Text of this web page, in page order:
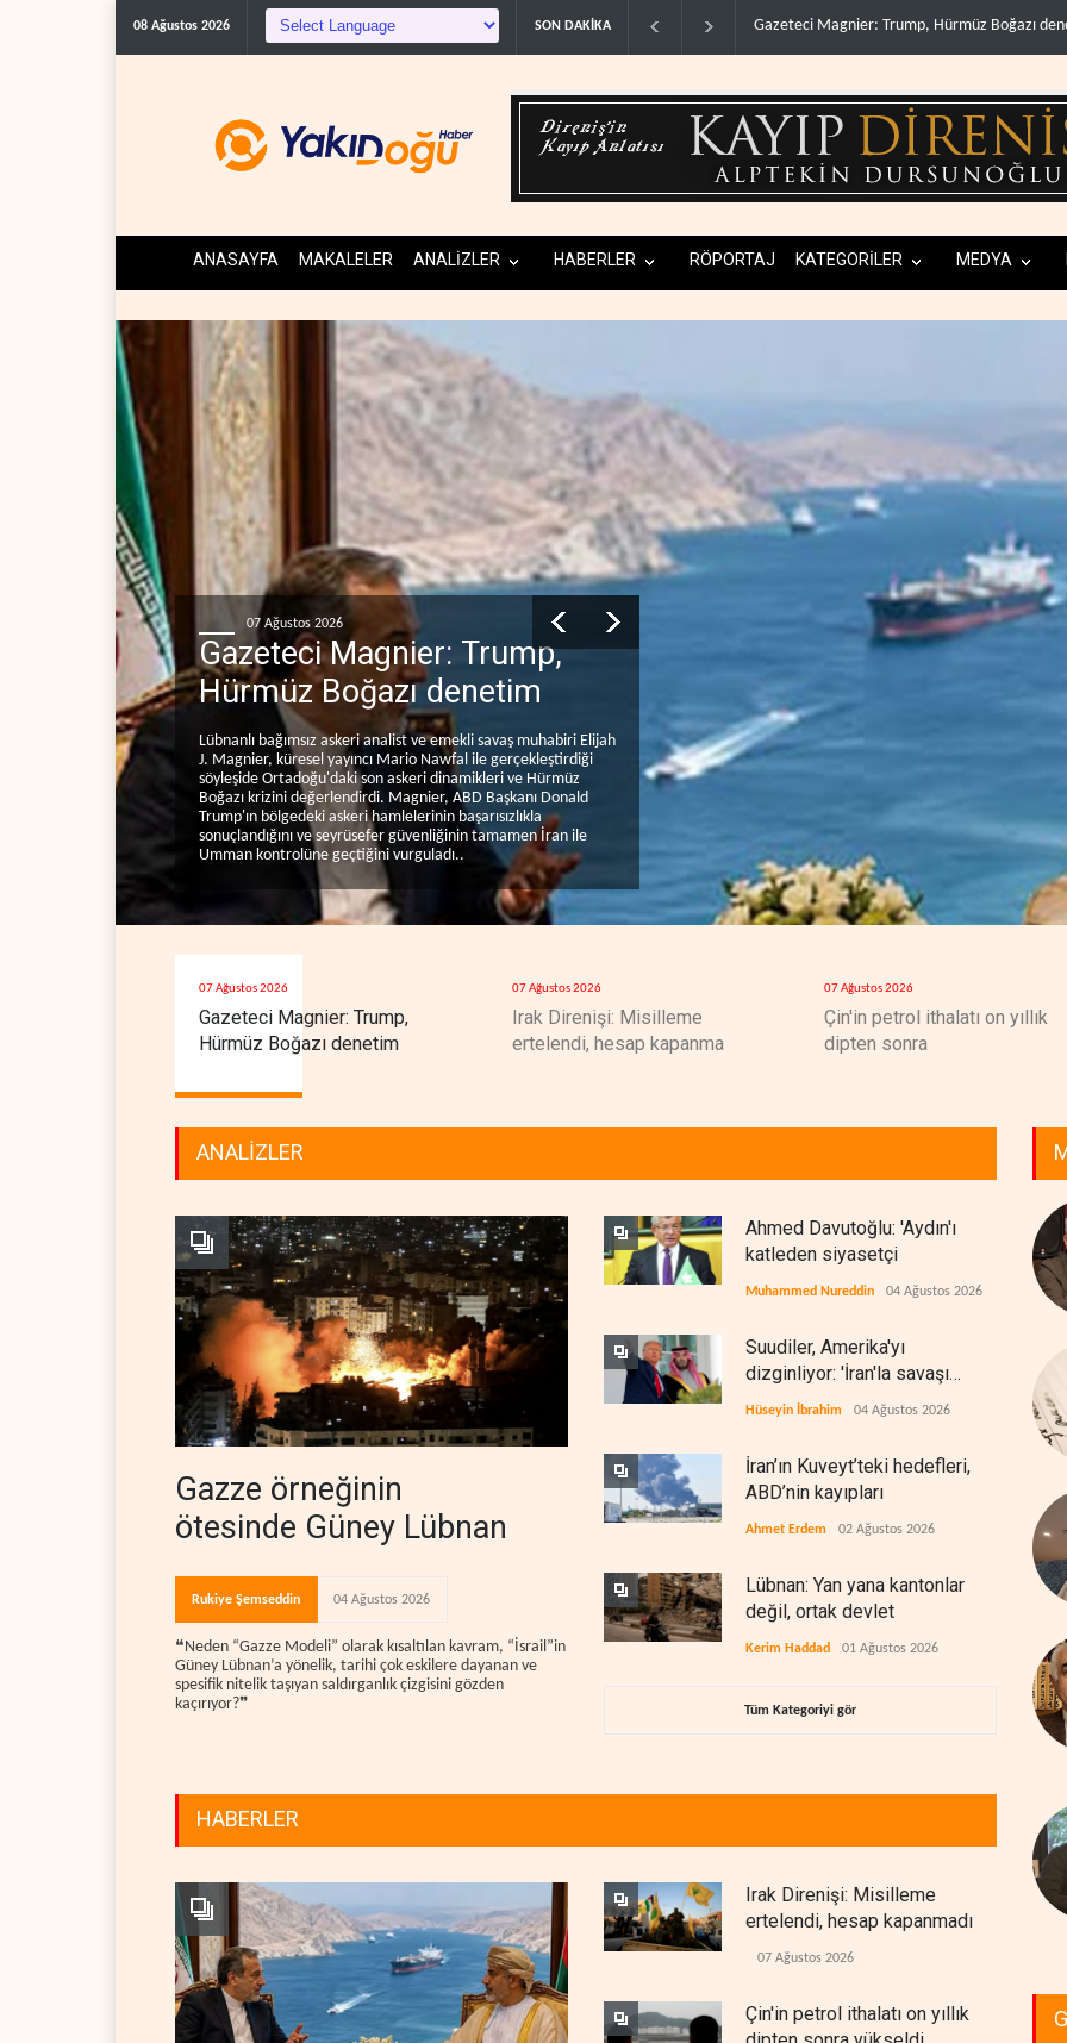
08 Ağustos 2026 SON DAKİKA Irak Direnişi: Misilleme ertelendi, hesap
ANASAYFA MAKALELER ANALİZLER HABERLER RÖPORTAJ KATEGORİLER MEDYA
07 Ağustos 2026
Gazeteci Magnier: Trump,
Hürmüz Boğazı denetim
Lübnanlı bağımsız askeri analist ve emekli savaş muhabiri Elijah
J. Magnier, küresel yayıncı Mario Nawfal ile gerçekleştirdiği
söyleşide Ortadoğu'daki son askeri dinamikleri ve Hürmüz
Boğazı krizini değerlendirdi. Magnier, ABD Başkanı Donald
Trump'ın bölgedeki askeri hamlelerinin başarısızlıkla
sonuçlandığını ve seyrüsefer güvenliğinin tamamen İran ile
Umman kontrolüne geçtiğini vurguladı..
07 Ağustos 2026
Gazeteci Magnier: Trump,
Hürmüz Boğazı denetim
07 Ağustos 2026
Irak Direnişi: Misilleme
ertelendi, hesap kapanma
07 Ağustos 2026
Çin'in petrol ithalatı on yıllık
dipten sonra
ANALİZLER
Gazze örneğinin
ötesinde Güney Lübnan
Rukiye Şemseddin 04 Ağustos 2026
❝Neden “Gazze Modeli” olarak kısaltılan kavram, “İsrail”in
Güney Lübnan’a yönelik, tarihi çok eskilere dayanan ve
spesifik nitelik taşıyan saldırganlık çizgisini gözden
kaçırıyor?❞
Ahmed Davutoğlu: 'Aydın'ı
katleden siyasetçi
Muhammed Nureddin 04 Ağustos 2026
Suudiler, Amerika'yı
dizginliyor: 'İran'la savaşı
kaldıracak gücümüz yok'
Hüseyin İbrahim 04 Ağustos 2026
İran’ın Kuveyt’teki hedefleri,
ABD’nin kayıpları
Ahmet Erdem 02 Ağustos 2026
Lübnan: Yan yana kantonlar
değil, ortak devlet
Kerim Haddad 01 Ağustos 2026
Tüm Kategoriyi gör
HABERLER
Irak Direnişi: Misilleme
ertelendi, hesap kapanmadı
07 Ağustos 2026
Çin'in petrol ithalatı on yıllık